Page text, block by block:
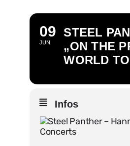
09
JUN
STEEL
„ON THE
WORLD
Infos